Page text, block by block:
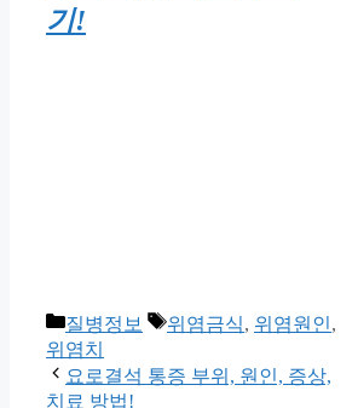
기!
Categories
질병정보 Tags
위염금식, 위염원인,
위염치
요로결석 통증 부위, 원인, 증상,
치료 방법!